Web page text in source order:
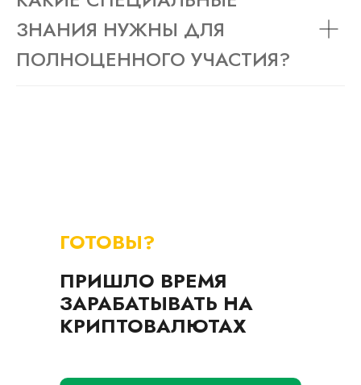
ЗНАНИЯ НУЖНЫ ДЛЯ
ПОЛНОЦЕННОГО УЧАСТИЯ?
ГОТОВЫ?
ПРИШЛО ВРЕМЯ
ЗАРАБАТЫВАТЬ НА
КРИПТОВАЛЮТАХ